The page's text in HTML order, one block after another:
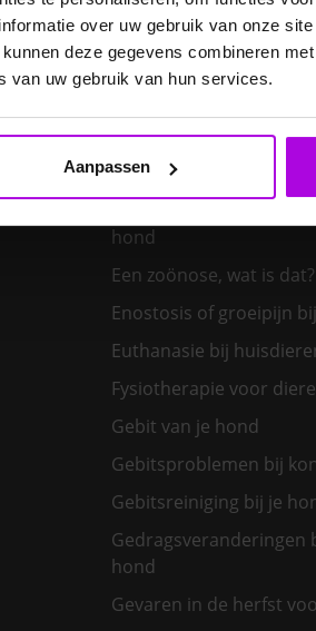
over uw gebruik van onze
deze gegevens combineren
van uw gebruik van hun services.
Aanpassen
E. cuniculi bij het konijn
Een hond kiezen – welk
bij mij?
Een klein huisdier kiezen
Een nieuw kitten in huis
hond
Een zoönose, wat is dat?
Enostosis of groeipijn
Euthanasie bij
Fysiotherapie voor
Gebit van je hond
Gebitsproblemen bij
Gebitsreiniging bij je
Gedragsveranderingen
hond
Gevaren in de herfst